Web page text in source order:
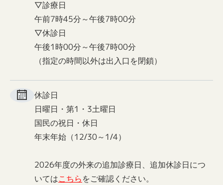
▽診療日
午前7時45分～午後7時00分
▽休診日
午後1時00分～午後7時00分
（指定の時間以外は出入口を閉鎖）
休診日
日曜日・第1・3土曜日
国民の祝日・休日
年末年始（12/30～1/4）
2026年度の外来の追加診療日、追加休診日につ
いてはこちらをご確認ください。